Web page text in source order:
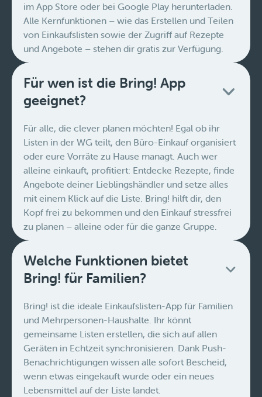
im App Store oder bei Google Play herunterladen.
Alle Kernfunktionen – wie das Erstellen und Teilen
von Einkaufslisten sowie der Zugriff auf Rezepte
und Angebote – stehen dir gratis zur Verfügung.
Für wen ist die Bring! App
geeignet?
Für alle, die clever planen möchten! Egal ob ihr
Listen in der WG teilt, den Büro-Einkauf organisiert
oder eure Vorräte zu Hause managt. Auch wer
alleine einkauft, profitiert: Entdecke Rezepte, finde
Angebote deiner Lieblingshändler und setze alles
mit einem Klick auf die Liste. Bring! hilft dir, den
Kopf frei zu bekommen und den Einkauf stressfrei
zu planen – alleine oder für die ganze Gruppe.
Welche Funktionen bietet
Bring! für Familien?
Bring! ist die ideale Einkaufslisten-App für Familien
und Mehrpersonen-Haushalte. Ihr könnt
gemeinsame Listen erstellen, die sich auf allen
Geräten in Echtzeit synchronisieren. Dank Push-
Benachrichtigungen wissen alle sofort Bescheid,
wenn etwas eingekauft wurde oder ein neues
Lebensmittel auf der Liste landet.